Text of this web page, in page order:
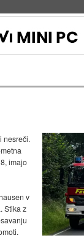
nesreči.
imajo
v
Stika z